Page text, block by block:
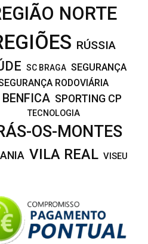
NORTE
RÚSSIA
SC BRAGA SEGURANÇA
RODOVIÁRIA
BENFICA SPORTING CP
TECNOLOGIA
OS-MONTES
VILA REAL VISEU